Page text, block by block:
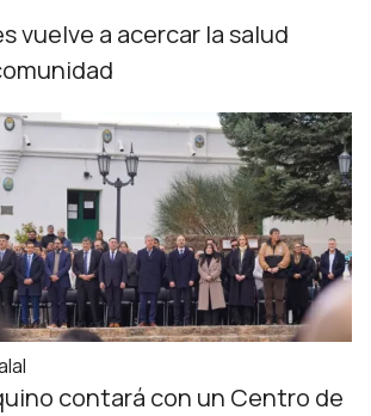
vuelve a acercar la salud
contará con un Centro de